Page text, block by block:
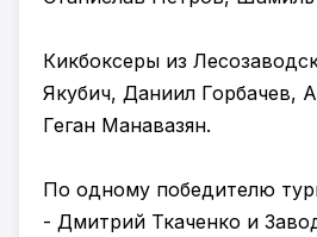
Кикбоксеры из
Якубич, Даниил Горбачев,
Геган Манавазян.
По одному победителю
- Дмитрий Ткаченко и